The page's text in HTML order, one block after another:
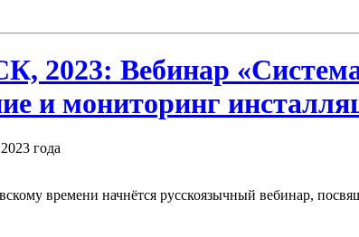
2023: Вебинар
и мониторинг
года
времени начнётся русскоязычный вебинар,